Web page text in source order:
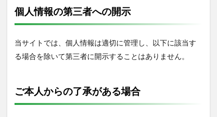
個人情報の第三者への開示
当サイトでは、個人情報は適切に管理し、以下に該当す
る場合を除いて第三者に開示することはありません。
ご本人からの了承がある場合